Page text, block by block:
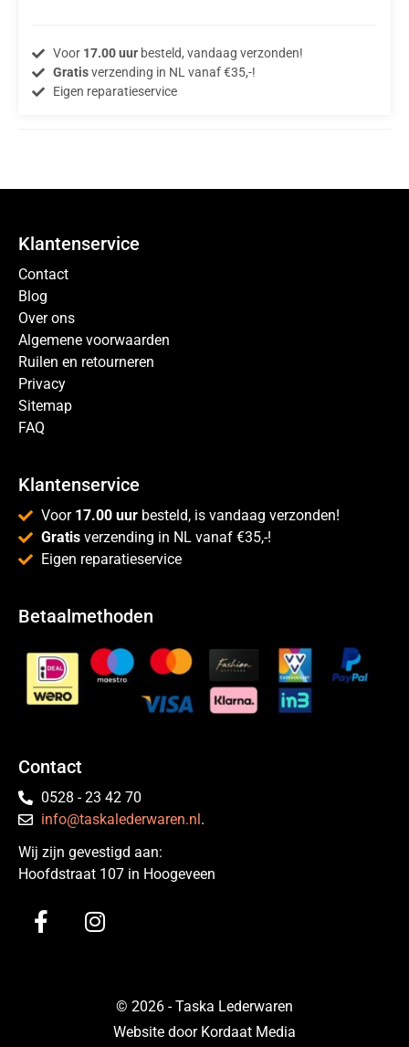
Voor 17.00 uurbesteld, vandaag verzonden!
Gratisverzending in NL vanaf €35,-!
Eigen reparatieservice
Klantenservice
Contact
Blog
Over ons
Algemene voorwaarden
Ruilen en retourneren
Privacy
Sitemap
FAQ
Klantenservice
Voor 17.00 uur besteld, is vandaag verzonden!
Gratis verzending in NL vanaf €35,-!
Eigen reparatieservice
Betaalmethoden
Contact
0528 - 23 42 70
info@taskalederwaren.nl .
Wij zijn gevestigd aan:
Hoofdstraat 107 in Hoogeveen
© 2026 - Taska Lederwaren
Website door Kordaat Media